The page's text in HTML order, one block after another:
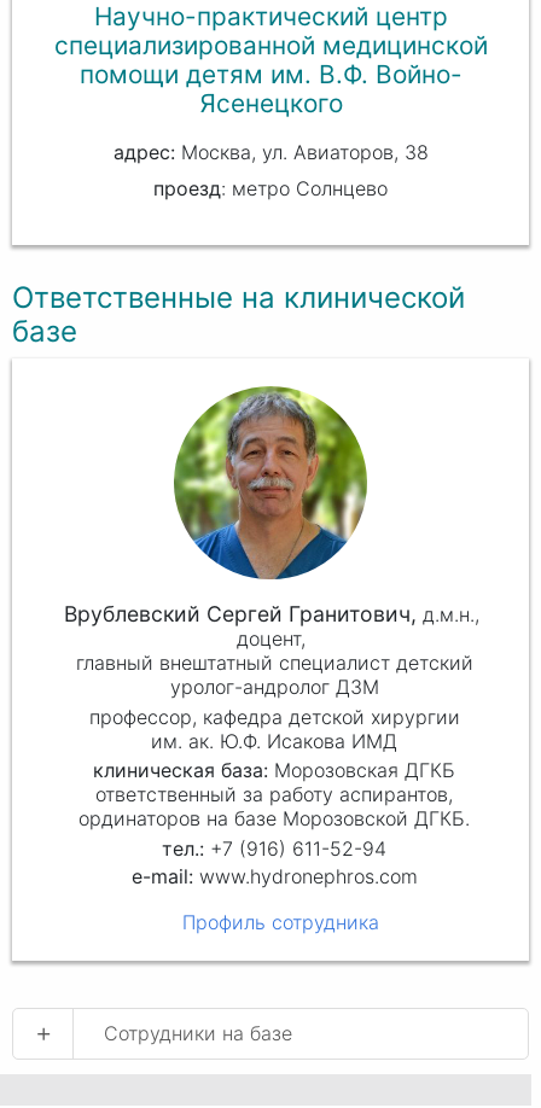
Научно-практический центр
специализированной медицинской
помощи детям им. В.Ф. Войно-
Ясенецкого
Москва, ул. Авиаторов, 38
проезд: метро Солнцево
Ответственные на клинической
базе
Врублевский Сергей Гранитович, д.м.н.,
доцент,
главный внештатный специалист детский
уролог-андролог ДЗМ
профессор, кафедра детской хирургии
им. ак. Ю.Ф. Исакова ИМД
клиническая база: Морозовская ДГКБ
ответственный за работу аспирантов,
ординаторов на базе Морозовской ДГКБ.
+7 (916) 611-52-94
www.hydronephros.com
Профиль сотрудника
+ Сотрудники на базе